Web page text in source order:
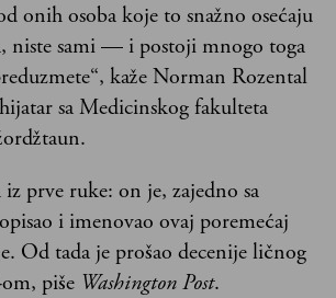
onih osoba koje to snažno osećaju
niste sami — i postoji mnogo toga
kaže Norman Rozental
sa Medicinskog fakulteta
prve ruke: on je, zajedno sa
i imenovao ovaj poremećaj
Od tada je prošao decenije ličnog
piše Washington Post.